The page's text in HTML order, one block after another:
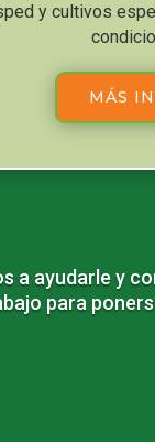
y cultivos
MÁS
a ayudarle y
para